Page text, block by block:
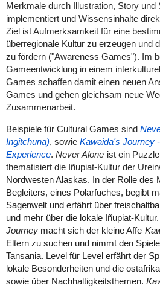
Merkmale durch Illustration, Story und
implementiert und Wissensinhalte
Ziel ist Aufmerksamkeit für eine
überregionale Kultur zu erzeugen und
zu fördern ("Awareness Games"). Im
Gameentwicklung in einem
Games schaffen damit einen neuen
Games und gehen gleichsam neue
Zusammenarbeit.
Beispiele für Cultural Games sind
Ingitchuna), sowie Kawaida's Journey
Experience. Never Alone ist ein
thematisiert die Iñupiat-Kultur der
Nordwesten Alaskas. In der Rolle des
Begleiters, eines Polarfuches, begibt
Sagenwelt und erfährt über
und mehr über die lokale Iñupiat-
Journeymacht sich der kleine Affe
Eltern zu suchen und nimmt den
Tansania. Level für Level erfährt der
lokale Besonderheiten und die
sowie über Nachhaltigkeitsthemen.